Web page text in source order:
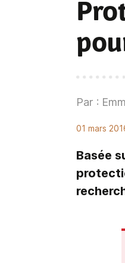
Par :
01 mars
Basée